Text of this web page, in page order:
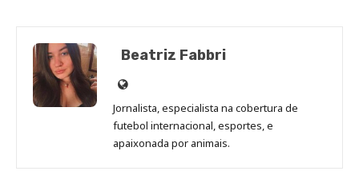
Beatriz Fabbri
Site
de
Beatriz
Fabbri
Jornalista, especialista na cobertura de
futebol internacional, esportes, e
apaixonada por animais.